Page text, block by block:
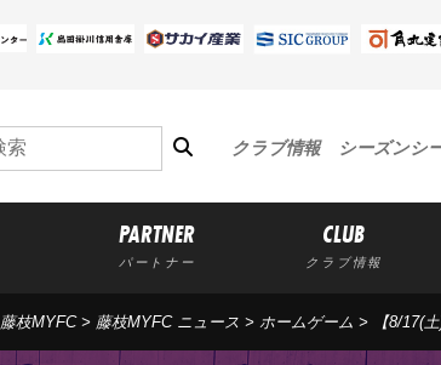
クラブ情報 シーズンシ
PARTNER
パートナー
CLUB
クラブ情報
藤枝MYFC> 藤枝MYFC ニュース > ホームゲーム > 【8/17(